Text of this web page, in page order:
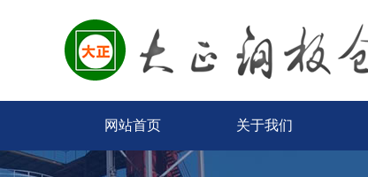
网站首页 关于我们